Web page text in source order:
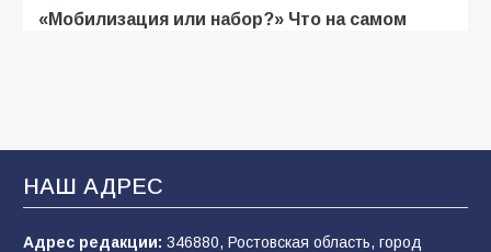
«Мобилизация или набор?» Что на самом
В Батайске продолжаются дорожные работы
100 04.08.2026
НАШ АДРЕС
Адрес редакции: 346880, Ростовская область, город